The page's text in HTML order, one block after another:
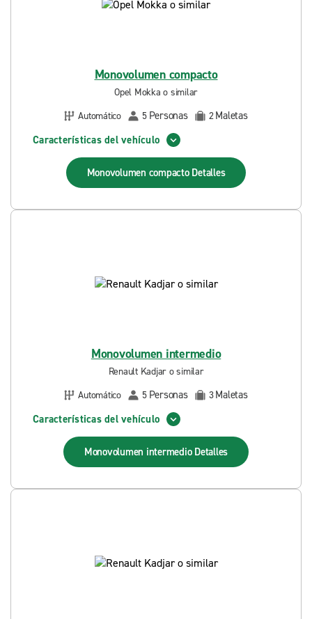
Monovolumen compacto
Opel Mokka o similar
Automático
5 Personas 2Maletas
Características del vehículo
Monovolumen compacto Detalles
Monovolumen intermedio
Renault Kadjar o similar
Automático
5 Personas 3Maletas
Características del vehículo
Monovolumen intermedio Detalles